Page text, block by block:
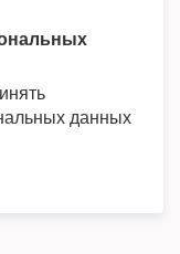
данных